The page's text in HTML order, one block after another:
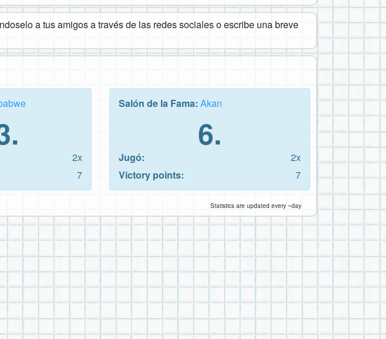
a tus amigos a través de las redes sociales o escribe una breve
2x
7
Salón de la Fama: Akan
6.
Jugó:
2x
Victory points:
7
Statistics are updated every ~day